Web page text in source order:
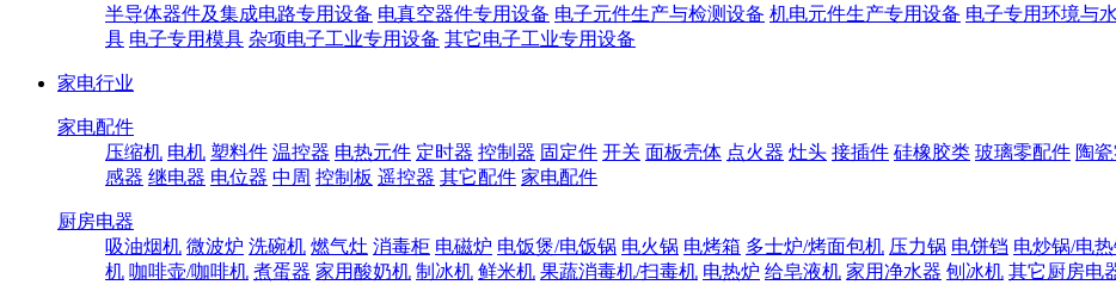
半导体器件及集成电路专用设备 电真空器件专用设备 电子元件生产与检测设备 机电元件生产专用设备 电子专用环境与
具 电子专用模具 杂项电子工业专用设备 其它电子工业专用设备
家电行业
家电配件
压缩机 电机 塑料件 温控器 电热元件 定时器 控制器 固定件 开关 面板壳体 点火器 灶头 接插件 硅橡胶类 玻璃零配件 陶
感器 继电器 电位器 中周 控制板 遥控器 其它配件 家电配件
厨房电器
吸油烟机 微波炉 洗碗机 燃气灶 消毒柜 电磁炉 电饭煲/电饭锅 电火锅 电烤箱 多士炉/烤面包机 压力锅 电饼铛 电炒锅/电
机 咖啡壶/咖啡机 煮蛋器 家用酸奶机 制冰机 鲜米机 果蔬消毒机/扫毒机 电热炉 给皂液机 家用净水器 刨冰机 其它厨房电